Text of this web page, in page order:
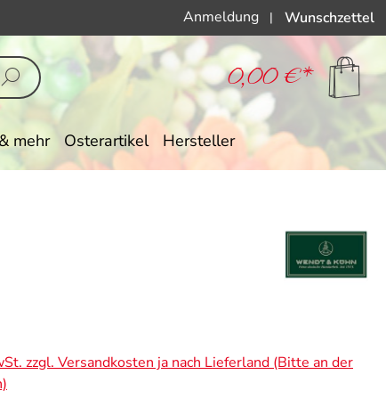
Anmeldung | Wunschzettel
0,00 €*
mehr Osterartikel Hersteller
zzgl. Versandkosten ja nach Lieferland (Bitte an der